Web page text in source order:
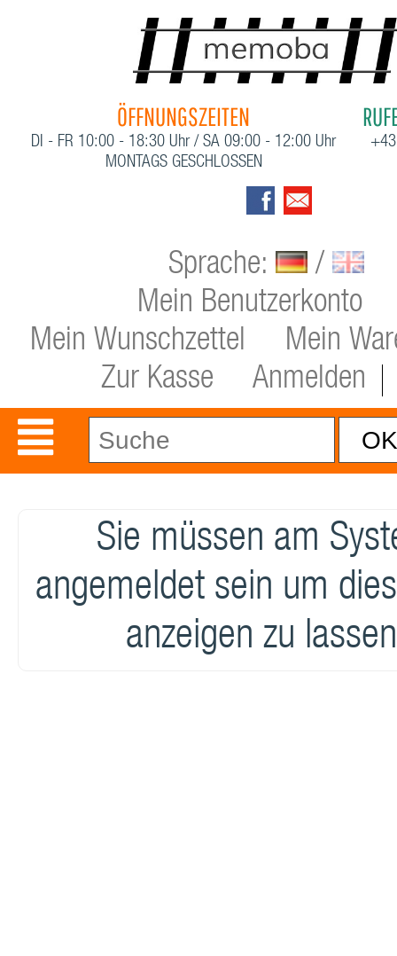
ÖFFNUNGSZEITEN
DI - FR 10:00 - 18:30 Uhr / SA 09:00 - 12:00 Uhr
MONTAGS GESCHLOSSEN
Sprache:
/
Mein Benutzerkonto
Mein Wunschzettel
Mein
Zur Kasse
Anmelden
Sie müssen am
angemeldet sein um
anzeigen zu